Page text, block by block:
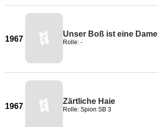
1967
Unser Boß ist eine Dame
Rolle: -
1967
Zärtliche Haie
Rolle: Spion SB 3